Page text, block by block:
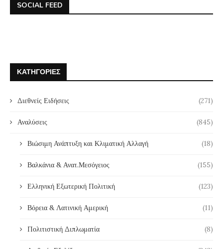
SOCIAL FEED
ΚΑΤΗΓΟΡΊΕΣ
Διεθνείς Ειδήσεις (271)
Αναλύσεις (845)
Βιώσιμη Ανάπτυξη και Κλιματική Αλλαγή (18)
Βαλκάνια & Ανατ.Μεσόγειος (155)
Ελληνική Εξωτερική Πολιτική (123)
Βόρεια & Λατινική Αμερική (11)
Πολιτιστική Διπλωματία (8)